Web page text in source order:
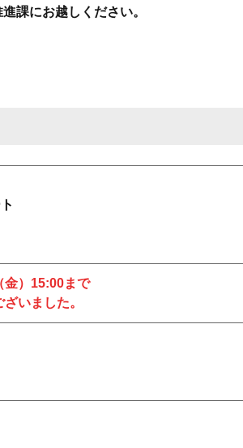
課にお越しください。
金）15:00まで
いました。